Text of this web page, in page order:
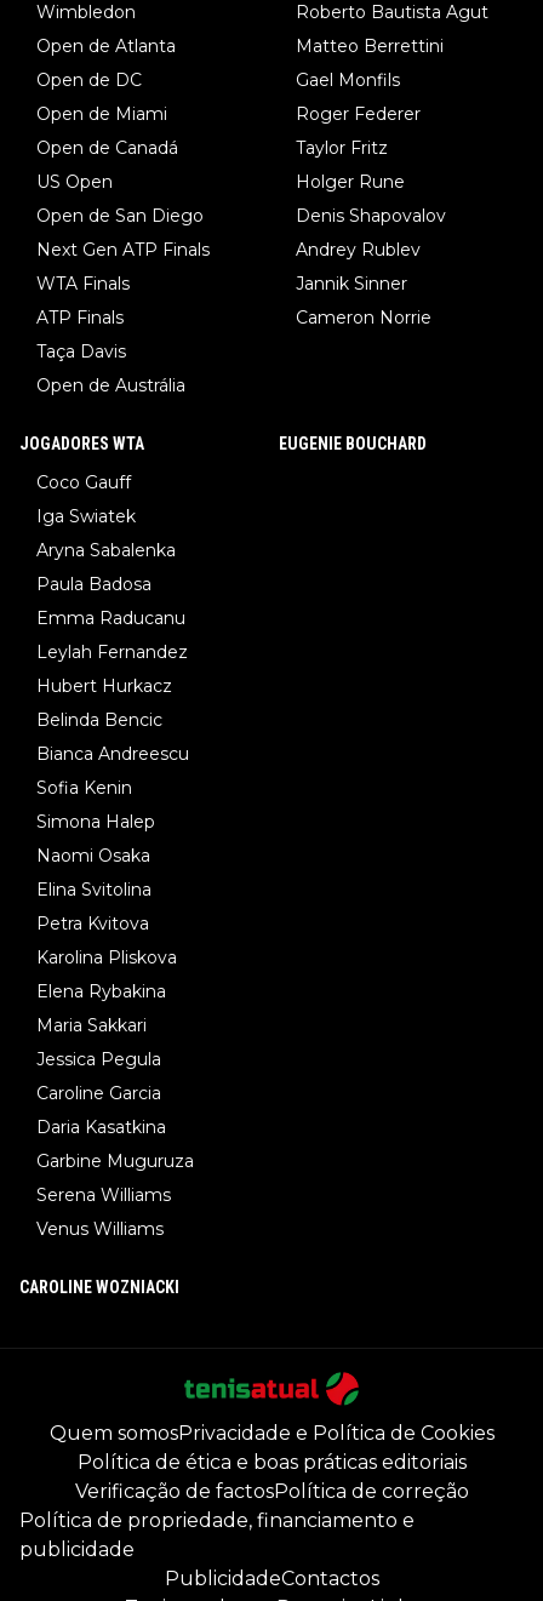
Wimbledon
Open de Atlanta
Open de DC
Open de Miami
Open de Canadá
US Open
Open de San Diego
Next Gen ATP Finals
WTA Finals
ATP Finals
Taça Davis
Open de Austrália
Roberto Bautista Agut
Matteo Berrettini
Gael Monfils
Roger Federer
Taylor Fritz
Holger Rune
Denis Shapovalov
Andrey Rublev
Jannik Sinner
Cameron Norrie
JOGADORES WTA
Coco Gauff
Iga Swiatek
Aryna Sabalenka
Paula Badosa
Emma Raducanu
Leylah Fernandez
Hubert Hurkacz
Belinda Bencic
Bianca Andreescu
Sofia Kenin
Simona Halep
Naomi Osaka
Elina Svitolina
Petra Kvitova
Karolina Pliskova
Elena Rybakina
Maria Sakkari
Jessica Pegula
Caroline Garcia
Daria Kasatkina
Garbine Muguruza
Serena Williams
Venus Williams
EUGENIE BOUCHARD
CAROLINE WOZNIACKI
Quem somosPrivacidade e Política de Cookies
Política de ética e boas práticas editoriais
Verificação de factosPolítica de correção
Política de propriedade, financiamento e
publicidade
PublicidadeContactos